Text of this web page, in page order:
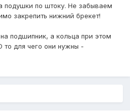
подушки по штоку. Не забываем
закрепить нижний брекет!
подшипник, а кольца при этом
для чего они нужны -